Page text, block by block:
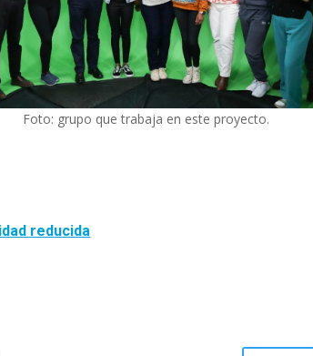
Foto: grupo que trabaja en este proyecto.
reducida